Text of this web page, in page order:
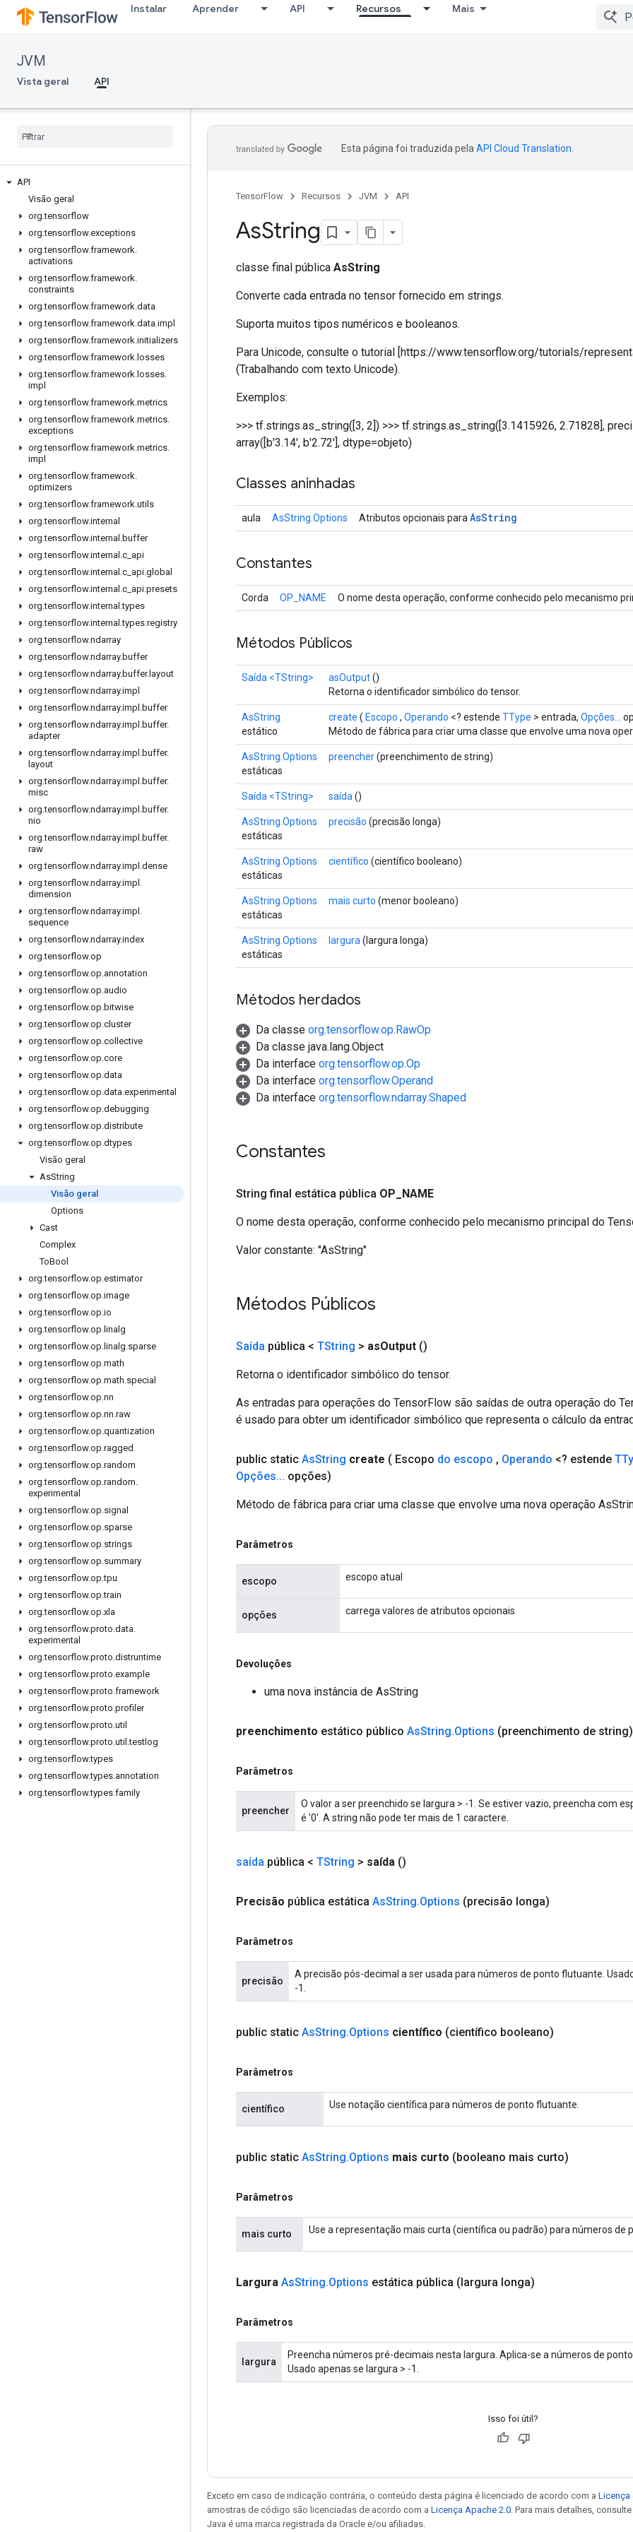
Instalar Aprender API Recursos Mais
JVM
Vista geral API
API
Visão geral
org.tensorflow
org.tensorflow.exceptions
org.tensorflow.framework.
activations
org.tensorflow.framework.
constraints
org.tensorflow.framework.data
org.tensorflow.framework.data.impl
org.tensorflow.framework.initializers
org.tensorflow.framework. losses
org.tensorflow.framework. losses.
impl
org.tensorflow.framework.metrics
org.tensorflow.framework.metrics.
exceptions
org.tensorflow.framework.metrics.
impl
org.tensorflow.framework.
optimizers
org.tensorflow.framework.utils
org.tensorflow.internal
org.tensorflow.internal .buffer
org.tensorflow.internal .c api
org.tensorflow.internal .c api.global
org.tensorflow.internal .c api.presets
org.tensorflow.internal .types
org.tensorflow.internal .types.registry
org.tensorflow.ndarray
org.tensorflow.ndarray.buffer
org.tensorflow.ndarray.buffer. layout
org.tensorflow.ndarray.impl
org.tensorflow.ndarray.impl .buffer
org.tensorflow.ndarray.impl .buffer.
adapter
org.tensorflow.ndarray.impl .buffer.
layout
org.tensorflow.ndarray.impl .buffer.
misc
org.tensorflow.ndarray.impl .buffer.
nio
org.tensorflow.ndarray.impl .buffer.
raw
org.tensorflow.ndarray.impl .dense
org.tensorflow.ndarray.impl .
dimension
org.tensorflow.ndarray.impl .
sequence
org.tensorflow.ndarray.index
org.tensorflow.op
org.tensorflow.op.annotation
org.tensorflow.op.audio
org.tensorflow.op.bitwise
org.tensorflow.op.cluster
org.tensorflow.op.collective
org.tensorflow.op.core
org.tensorflow.op.data
org.tensorflow.op.data.experimental
org.tensorflow.op.debugging
org.tensorflow.op.distribute
org.tensorflow.op.dtypes
Visão geral
AsString
Visão geral
Options
Cast
Complex
ToBool
org.tensorflow.op.estimator
org.tensorflow.op.image
org.tensorflow.op.io
org.tensorflow.op. linalg
org.tensorflow.op. linalg.sparse
org.tensorflow.op.math
org.tensorflow.op.math.special
org.tensorflow.op.nn
org.tensorflow.op.nn.raw
org.tensorflow.op.quantization
org.tensorflow.op.ragged
org.tensorflow.op.random
org.tensorflow.op.random.
experimental
org.tensorflow.op.signal
org.tensorflow.op.sparse
org.tensorflow.op.strings
org.tensorflow.op.summary
org.tensorflow.op.tpu
org.tensorflow.op.train
org.tensorflow.op.xla
org.tensorflow.proto.data.
experimental
org.tensorflow.proto.distruntime
org.tensorflow.proto.example
org.tensorflow.proto.framework
org.tensorflow.proto.profiler
org.tensorflow.proto.util
org.tensorflow.proto.util .testlog
org.tensorflow.types
org.tensorflow.types.annotation
org.tensorflow.types.family
Esta página foi traduzida pela API Cloud Translation
TensorFlow Recursos JVM API
AsString
classe final pública AsString
Converte cada entrada no tensor fornecido em strings.
Suporta muitos tipos numéricos e booleanos.
Para Unicode, consulte o tutorial [https://www.tensorflow.org/tutorials/
(Trabalhando com texto Unicode).
Exemplos:
>>> tf.strings.as_string([3, 2]) >>> tf.strings.as_string([3.1415926, 2.71828],
array([b'3.14', b'2.72'], dtype=objeto)
Classes aninhadas
aula AsString.Options Atributos opcionais para AsString
Constantes
Corda OP_NAME O nome desta operação, conforme conhecido pelo mecanismo
Métodos Públicos
Saída <TString> asOutput()
Retorna o identificador simbólico do tensor.
AsString
estático
create ( Escopo , Operando <? estende TType > entrada, Opções...
Método de fábrica para criar uma classe que envolve uma nova
AsString.Options
estáticas
preencher(preenchimento de string)
Saída <TString> saída ()
AsString.Options
estáticas
precisão (precisão longa)
AsString.Options
estáticas
científico (científico booleano)
AsString.Options
estáticas
mais curto (menor booleano)
AsString.Options
estáticas
largura (largura longa)
Métodos herdados
Da classe org.tensorflow.op.RawOp
Da classe java.lang.Object
Da interface org.tensorflow.op.Op
Da interface org.tensorflow.Operand
Da interface org.tensorflow.ndarray.Shaped
Constantes
String final estática pública OP NAME
O nome desta operação, conforme conhecido pelo mecanismo principal do
Valor constante: "AsString"
Métodos Públicos
Saída pública < TString > asOutput ()
Retorna o identificador simbólico do tensor.
As entradas para operações do TensorFlow são saídas de outra operação do
é usado para obter um identificador simbólico que representa o cálculo da
public static AsString create ( Escopo do escopo , Operando <? estende
Opções... opções)
Método de fábrica para criar uma classe que envolve uma nova operação
Parâmetros
escopo escopo atual
opções carrega valores de atributos opcionais
Devoluções
uma nova instância de AsString
preenchimento estático público AsString.Options (preenchimento de string)
Parâmetros
preencher
O valor a ser preenchido se largura > -1. Se estiver vazio, preencha com
é '0'. A string não pode ter mais de 1 caractere.
saída pública < TString > saída ()
Precisão pública estática AsString.Options (precisão longa)
Parâmetros
precisão
A precisão pós-decimal a ser usada para números de ponto flutuante.
-1.
public static AsString.Options científico (científico booleano)
Parâmetros
científico Use notação científica para números de ponto flutuante.
public static AsString.Options mais curto (booleano mais curto)
Parâmetros
mais curto Use a representação mais curta (científica ou padrão) para números de
Largura AsString.Options estática pública (largura longa)
Parâmetros
largura
Preencha números pré-decimais nesta largura. Aplica-se a números de
Usado apenas se largura > -1.
Isso foi útil?
Exceto em caso de indicação contrária, o conteúdo desta página é licenciado de acordo com a Licença
amostras de código são licenciadas de acordo com a Licença Apache 2.0 . Para mais detalhes,
Java é uma marca registrada da Oracle e/ou afiliadas.